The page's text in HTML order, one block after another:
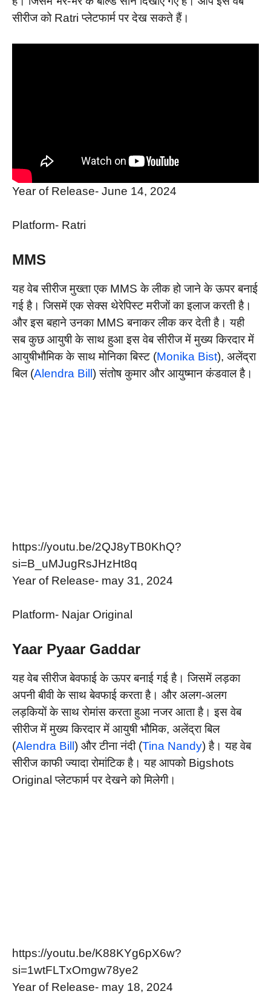
सीरीज को Ratri प्लेटफार्म पर देख सकते हैं।
Year of Release- June 14, 2024
Platform- Ratri
MMS
यह वेब सीरीज मुख्ता एक MMS के लीक हो जाने के ऊपर बनाई
गई है। जिसमें एक सेक्स थेरेपिस्ट मरीजों का इलाज करती है।
और इस बहाने उनका MMS बनाकर लीक कर देती है। यही
सब कुछ आयुषी के साथ हुआ इस वेब सीरीज में मुख्य किरदार में
आयुषीभौमिक के साथ मोनिका बिस्ट (Monika Bist), अलेंद्रा
बिल (Alendra Bill ) संतोष कुमार और आयुष्मान कंडवाल है।
https://youtu.be/2QJ8yTB0KhQ?
si=B_uMJugRsJHzHt8q
Year of Release- may 31, 2024
Platform- Najar Original
Yaar Pyaar Gaddar
यह वेब सीरीज बेवफाई के ऊपर बनाई गई है। जिसमें लड़का
अपनी बीवी के साथ बेवफाई करता है। और अलग-अलग
लड़कियों के साथ रोमांस करता हुआ नजर आता है। इस वेब
सीरीज में मुख्य किरदार में आयुषी भौमिक, अलेंद्रा बिल
(Alendra Bill ) और टीना नंदी (Tina Nandy) है। यह वेब
सीरीज काफी ज्यादा रोमांटिक है। यह आपको Bigshots
Original प्लेटफार्म पर देखने को मिलेगी।
https://youtu.be/K88KYg6pX6w?
si=1wtFLTxOmgw78ye2
Year of Release- may 18, 2024